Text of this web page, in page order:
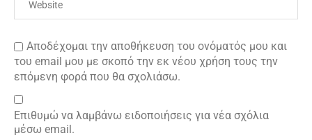
Αποδέχομαι την αποθήκευση του ονόματός μου και
του email μου με σκοπό την εκ νέου χρήση τους την
επόμενη φορά που θα σχολιάσω.
Επιθυμώ να λαμβάνω ειδοποιήσεις για νέα σχόλια
μέσω email.